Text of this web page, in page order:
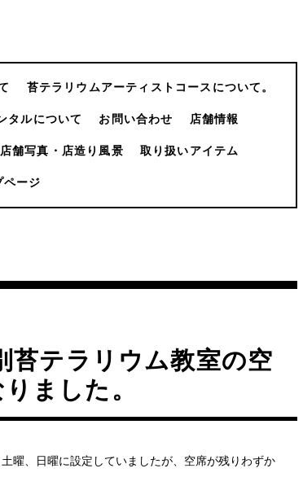
苔テラリウムアーティストコースについて。
タルについて お問い合わせ 店舗情報
舗写真・店造り風景 取り扱いアイテム
ページ
苔テラリウム教室の空
ました。
曜、日曜に設定していましたが、空席が残りわずか